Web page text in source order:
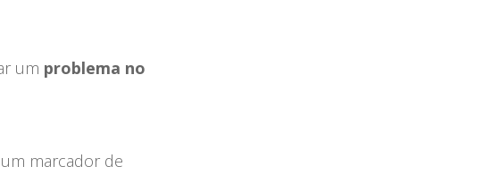
um problema no
marcador de